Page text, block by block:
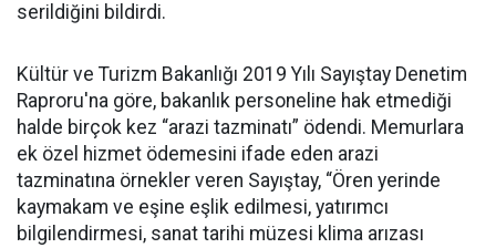
serildiğini bildirdi.
Kültür ve Turizm Bakanlığı 2019 Yılı Sayıştay Denetim
Raproru'na göre, bakanlık personeline hak etmediği
halde birçok kez “arazi tazminatı” ödendi. Memurlara
ek özel hizmet ödemesini ifade eden arazi
tazminatına örnekler veren Sayıştay, “Ören yerinde
kaymakam ve eşine eşlik edilmesi, yatırımcı
bilgilendirmesi, sanat tarihi müzesi klima arızası